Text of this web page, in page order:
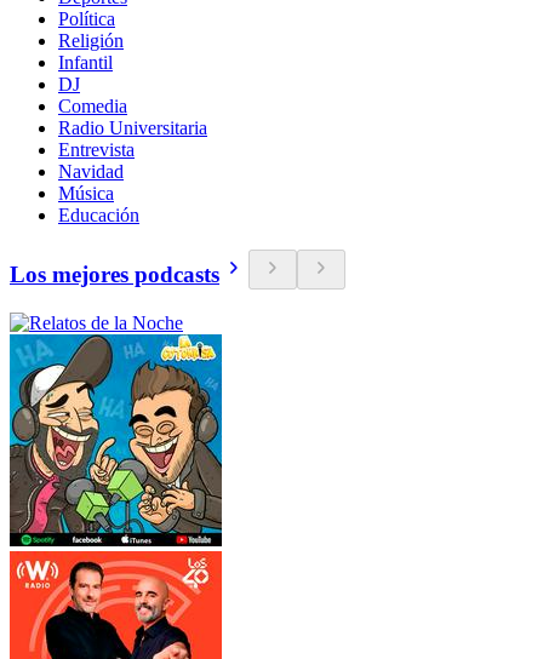
Política
Religión
Infantil
DJ
Comedia
Radio Universitaria
Entrevista
Navidad
Música
Educación
Los mejores podcasts